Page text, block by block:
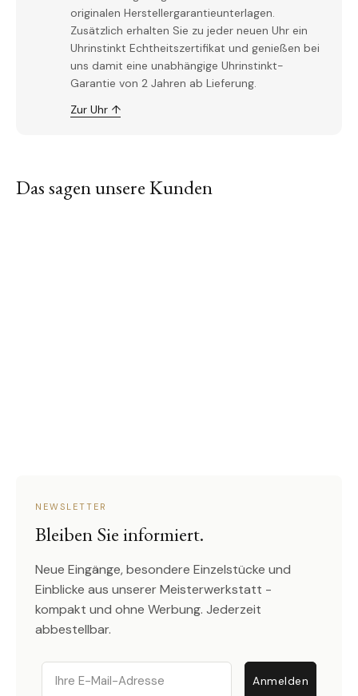
originalen Herstellergarantieunterlagen.
Zusätzlich erhalten Sie zu jeder neuen Uhr ein
Uhrinstinkt Echtheitszertifikat und genießen bei
uns damit eine unabhängige Uhrinstinkt-
Garantie von 2 Jahren ab Lieferung.
Zur Uhr ↑
Das sagen unsere Kunden
NEWSLETTER
Bleiben Sie informiert.
Neue Eingänge, besondere Einzelstücke und
Einblicke aus unserer Meisterwerkstatt -
kompakt und ohne Werbung. Jederzeit
abbestellbar.
Email
Anmelden